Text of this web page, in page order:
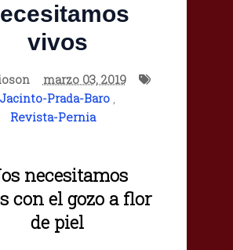
vivos
marzo 03, 2019
Jacinto-Prada-Baro,
Revista-Pernia
necesitamos
con el gozo a flor
de piel